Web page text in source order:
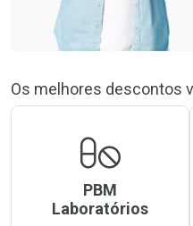
Os melhores descontos
PBM
Laboratórios